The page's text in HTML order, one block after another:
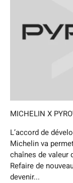
MICHELIN X
L’accord de
Michelin va
chaînes de valeur
Refaire de
devenir...